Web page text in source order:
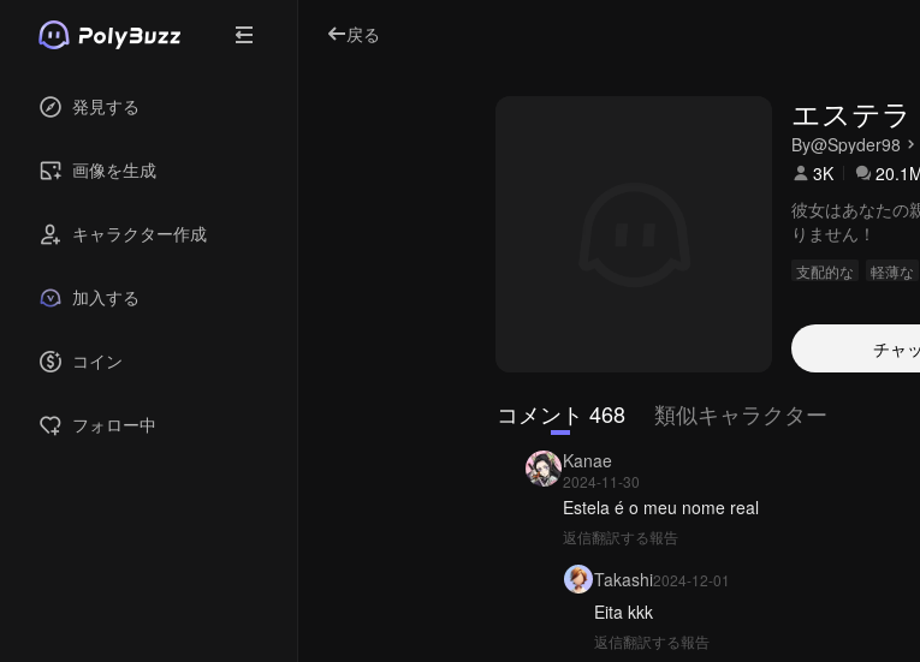
発見する
画像を生成
キャラクター作成
加入する
コイン
フォロー中
戻る
エステラ
By@Spyder98
3K
彼女はあなたの
りません！
支配的な 軽薄な
チャ
コメント 468 類似キャラクター
Kanae
2024-11-30
Estela é o meu nome real
返信翻訳する報告
Takashi2024-12-01
Eita kkk
返信翻訳する報告